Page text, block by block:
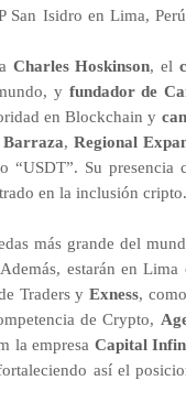
Isidro en Lima,
Charles Hoskinson, el
y fundador de
en Blockchain y
, Regional
Su presencia
en la inclusión cripto.
más grande del
estarán en
Traders yExness,
de Crypto,
la empresa Capital
así el